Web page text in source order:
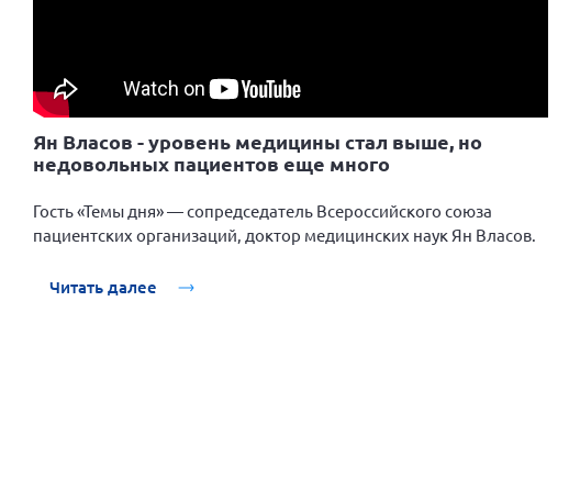
Ян Власов - уровень медицины стал выше, но
недовольных пациентов еще много
Гость «Темы дня» — сопредседатель Всероссийского союза
пациентских организаций, доктор медицинских наук Ян Власов.
Читать далее